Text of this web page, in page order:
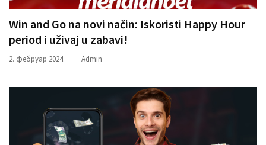
Win and Go na novi način: Iskoristi Happy Hour
period i uživaj u zabavi!
2. фебруар 2024. Admin